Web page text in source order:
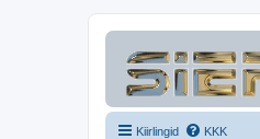
Kiirlingid KKK